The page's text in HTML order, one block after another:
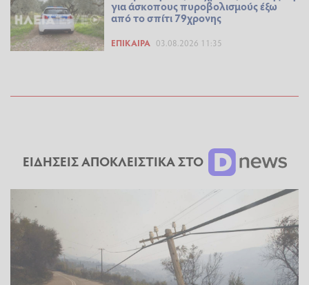
για άσκοπους πυροβολισμούς έξω
από το σπίτι 79χρονης
ΕΠΊΚΑΙΡΑ 03.08.2026 11:35
ΕΙΔΗΣΕΙΣ ΑΠΟΚΛΕΙΣΤΙΚΑ ΣΤΟ